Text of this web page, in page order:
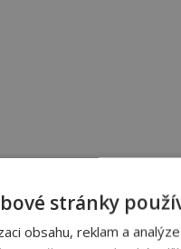
stránky
obsahu, reklam a